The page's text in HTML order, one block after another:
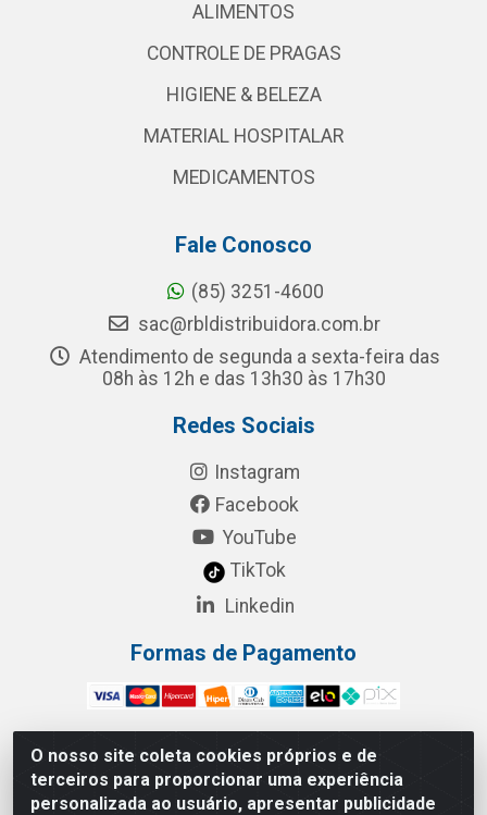
O nosso site coleta cookies próprios e de
terceiros para proporcionar uma experiência
personalizada ao usuário, apresentar publicidade
ALIMENTOS
CONTROLE DE PRAGAS
HIGIENE & BELEZA
MATERIAL HOSPITALAR
MEDICAMENTOS
Fale Conosco
(85) 3251-4600
sac@rbldistribuidora.com.br
Atendimento de segunda a sexta-feira das
08h às 12h e das 13h30 às 17h30
Redes Sociais
Instagram
Facebook
YouTube
TikTok
Linkedin
Formas de Pagamento
RBL Distribuidora Distribuidora Gomes LTDA - Rua
Maximiano Barreto, 940 - Barroso, Fortaleza/CE - CEP: